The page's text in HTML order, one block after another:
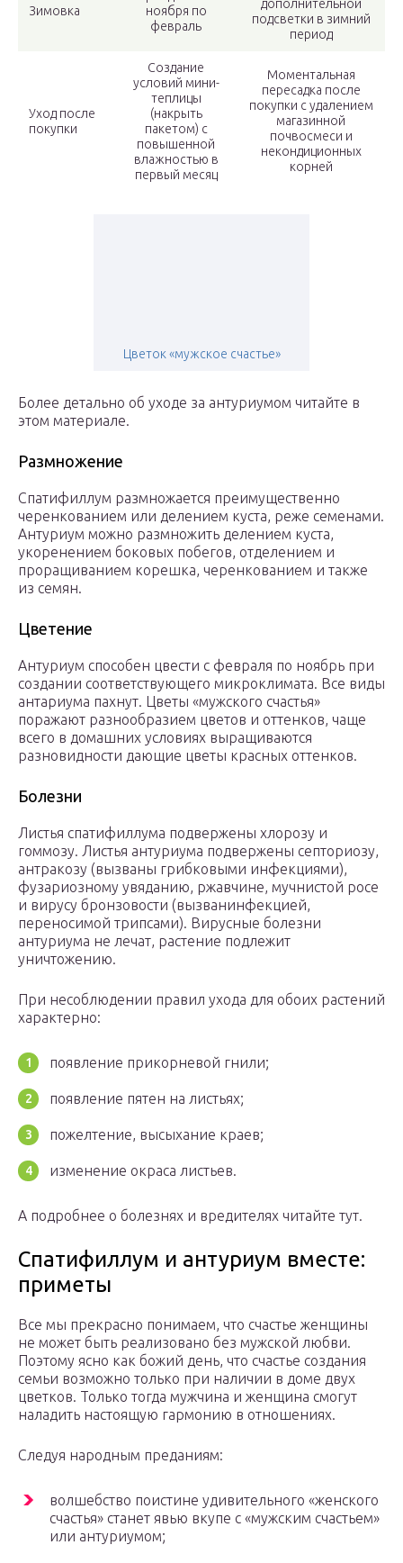
Зимовка
ноября по
февраль
дополнительной
подсветки в зимний
период
Уход после
покупки
Создание
условий мини-
теплицы
(накрыть
пакетом) с
повышенной
влажностью в
первый месяц
Моментальная
пересадка после
покупки с удалением
магазинной
почвосмеси и
некондиционных
корней
Цветок «мужское счастье»
Более детально об уходе за антуриумом читайте в
этом материале.
Размножение
Спатифиллум размножается преимущественно
черенкованием или делением куста, реже семенами.
Антуриум можно размножить делением куста,
укоренением боковых побегов, отделением и
проращиванием корешка, черенкованием и также
из семян.
Цветение
Антуриум способен цвести с февраля по ноябрь при
создании соответствующего микроклимата. Все виды
антариума пахнут. Цветы «мужского счастья»
поражают разнообразием цветов и оттенков, чаще
всего в домашних условиях выращиваются
разновидности дающие цветы красных оттенков.
Болезни
Листья спатифиллума подвержены хлорозу и
гоммозу. Листья антуриума подвержены септориозу,
антракозу (вызваны грибковыми инфекциями),
фузариозному увяданию, ржавчине, мучнистой росе
и вирусу бронзовости (вызванинфекцией,
переносимой трипсами). Вирусные болезни
антуриума не лечат, растение подлежит
уничтожению.
При несоблюдении правил ухода для обоих растений
характерно:
появление прикорневой гнили;
появление пятен на листьях;
пожелтение, высыхание краев;
изменение окраса листьев.
А подробнее о болезнях и вредителях читайте тут.
Спатифиллум и антуриум вместе:
приметы
Все мы прекрасно понимаем, что счастье женщины
не может быть реализовано без мужской любви.
Поэтому ясно как божий день, что счастье создания
семьи возможно только при наличии в доме двух
цветков. Только тогда мужчина и женщина смогут
наладить настоящую гармонию в отношениях.
Следуя народным преданиям:
волшебство поистине удивительного «женского
счастья» станет явью вкупе с «мужским счастьем»
или антуриумом;